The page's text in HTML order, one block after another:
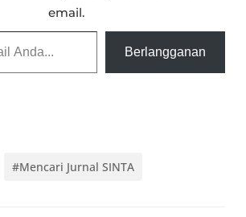
email.
Berlangganan
#Mencari Jurnal SINTA